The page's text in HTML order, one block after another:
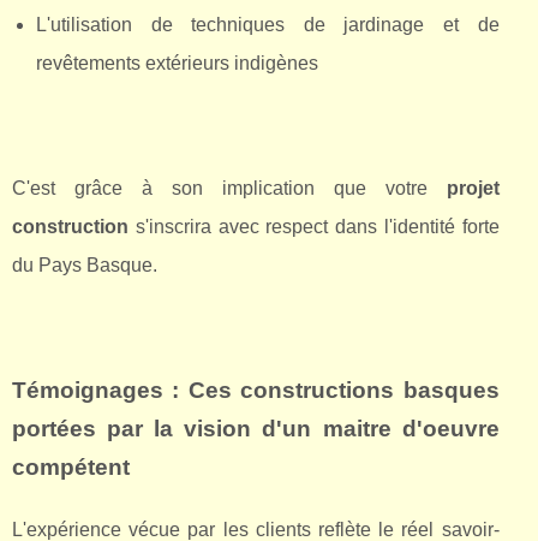
L'utilisation de techniques de jardinage et de
revêtements extérieurs indigènes
C'est grâce à son implication que votre projet
construction s'inscrira avec respect dans l'identité forte
du Pays Basque.
Témoignages : Ces constructions basques
portées par la vision d'un maitre d'oeuvre
compétent
L'expérience vécue par les clients reflète le réel savoir-